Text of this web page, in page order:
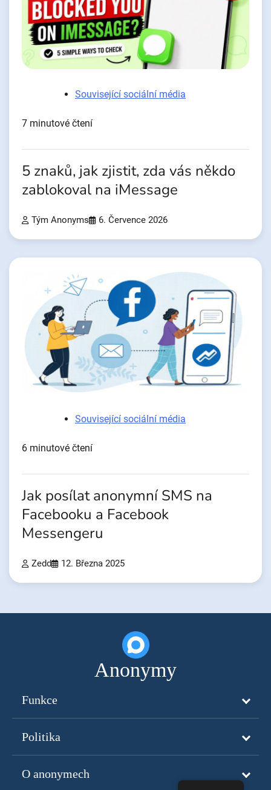
Související sociální média
7 minutové čtení
5 znaků, jak zjistit, zda vás někdo
zablokoval na iMessage
Tým Anonyms 6. Července 2026
Související sociální média
6 minutové čtení
Jak posílat anonymní SMS na
Facebooku a Facebook
Messengeru
Zedd 12. Března 2025
Anonymy
Funkce
Politika
O anonymech